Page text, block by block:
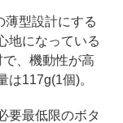
薄型設計にする
地になっている
、機動性が高
は117g(1個)。
要最低限のボタ